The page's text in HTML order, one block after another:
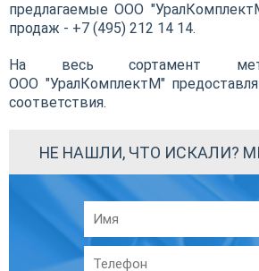
предлагаемые ООО
продаж - +7 (495) 212 14 14.
На весь сортамент
ООО "УралКомплектМ"
соответствия.
НЕ НАШЛИ, ЧТО ИСКАЛИ?